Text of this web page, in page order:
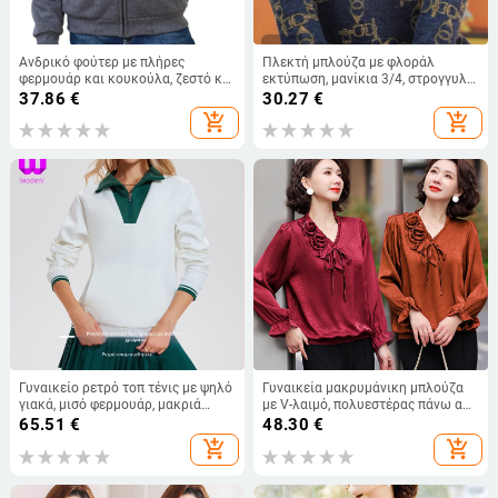
Ανδρικό φούτερ με πλήρες
φερμουάρ και κουκούλα, ζεστό και
χοντρό φλίς, επένδυση από μαλλί
37.86 €
add_shopping_cart
Πλεκτή μπλούζα με φλοράλ
εκτύπωση, μανίκια 3/4, στρογγυλή
λαιμόκοψη, casual στυλ,
περιεκτικότητα PVC ≤30%
30.27 €
add_shopping_cart
Γυναικείο ρετρό τοπ τένις με ψηλό
γιακά, μισό φερμουάρ, μακριά
μανίκια, διακοσμητικός
σχεδιασμός που μιμείται δύο μέρη
για άνοιξη και φθινόπωρο
65.51 €
add_shopping_cart
Γυναικεία μακρυμάνικη μπλούζα
με V-λαιμό, πολυεστέρας πάνω από
95%, μονόχρωμη, κομψό στυλ,
48.30 €
add_shopping_cart